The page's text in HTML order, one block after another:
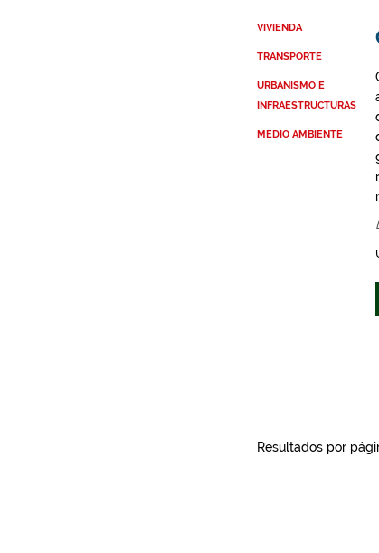
VIVIENDA
TRANSPORTE
URBANISMO E
INFRAESTRUCTURAS
MEDIO AMBIENTE
Resultados por